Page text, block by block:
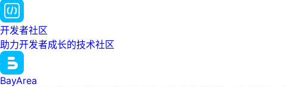
开发者社区
助力开发者成长的技术社区
BayArea